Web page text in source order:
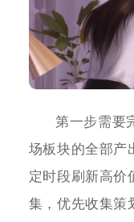
第一步需要
场板块的全部产
定时段刷新高价
集，优先收集策